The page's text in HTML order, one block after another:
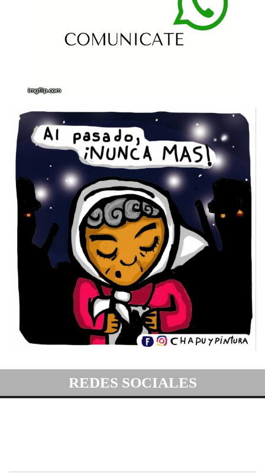
REDES SOCIALES